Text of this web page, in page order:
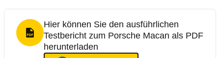
PDF Format
Hier können Sie den ausführlichen
Testbericht zum Porsche Macan als PDF
herunterladen